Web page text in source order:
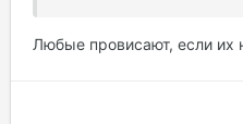
Любые провисают, если их